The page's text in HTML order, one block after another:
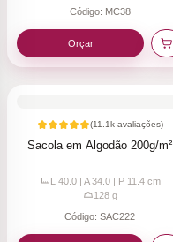
Código: MC38
Orçar
(11.1kavaliações)
Sacola em Algodão 200g/m²
L 40.0 | A 34.0 | P 11.4cm
128g
Código: SAC222